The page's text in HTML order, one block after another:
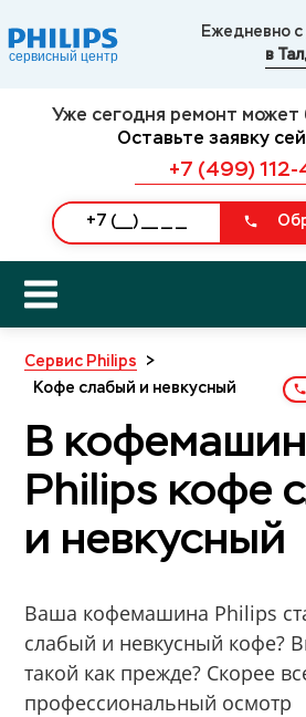
Ежедневно с
в
Уже сегодня ремонт может
Оставьте заявку
+7 (499)
Сервис Philips
>
Кофе слабый и невкусный
В
Philips кофе
и невкусный
Ваша кофемашина Philips
слабый и невкусный кофе?
такой как прежде? Скорее
профессиональный осмотр